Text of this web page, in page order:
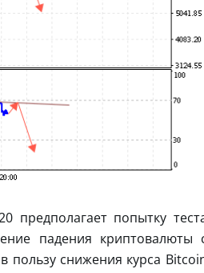
предполагает попытку
падения криптовалюты
пользу снижения курса